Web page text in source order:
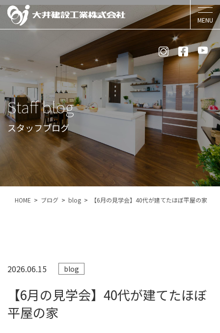
Staff blog
スタッフブログ
HOME ブログ blog 【6月の見学会】40代が建てたほぼ平屋の家
2026.06.15 blog
【6月の見学会】40代が建てたほぼ
平屋の家